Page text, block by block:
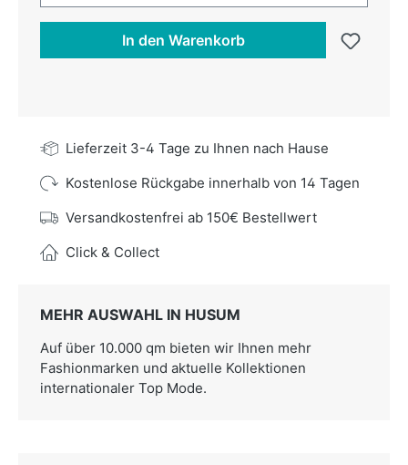
In den Warenkorb
Lieferzeit 3-4 Tage zu Ihnen nach Hause
Kostenlose Rückgabe innerhalb von 14 Tagen
Versandkostenfrei ab 150€ Bestellwert
Click & Collect
MEHR AUSWAHL IN HUSUM
Auf über 10.000 qm bieten wir Ihnen mehr
Fashionmarken und aktuelle Kollektionen
internationaler Top Mode.